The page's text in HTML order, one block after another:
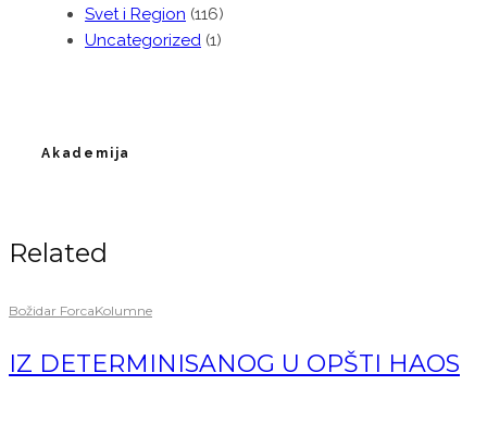
Svet i Region (116)
Uncategorized (1)
Akademija
Related
Božidar ForcaKolumne
IZ DETERMINISANOG U OPŠTI HAOS